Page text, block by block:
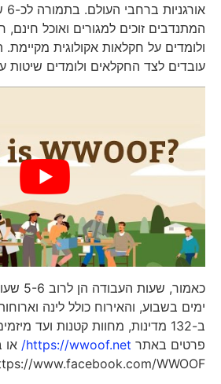
אורגניות
המתנדבים זוכים למגורים ואוכל חינם,
ולומדים על חקלאות אקולוגית מקיימת.
עובדים לצד החקלאים ולומדים שיטות
ימים בשבוע, והאירוח כולל לינה וארוחות
ב-132 מדינות, מחוות קטנות ועד מיזמים
פרטים באתרhttps://wwoof.net/ או
https://www.facebook.com/WWOOF